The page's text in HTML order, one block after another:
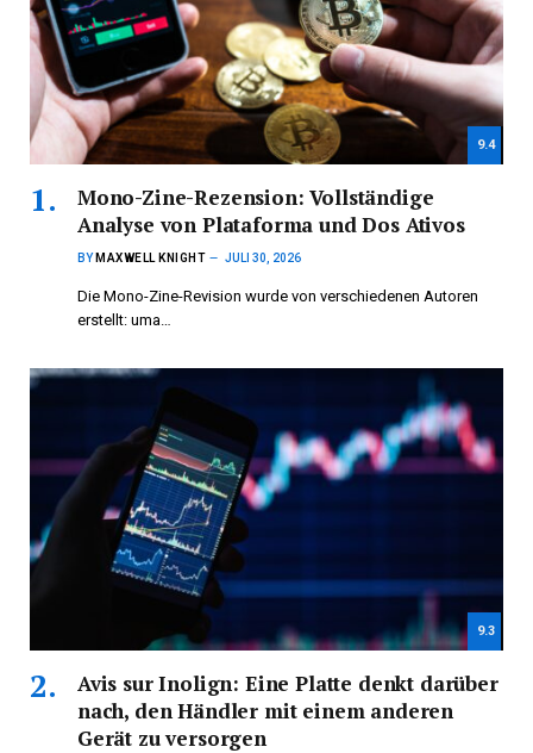
9.4
Mono-Zine-Rezension: Vollständige
Analyse von Plataforma und Dos Ativos
BY MAXWELL KNIGHT JULI 30, 2026
Die Mono-Zine-Revision wurde von verschiedenen Autoren
erstellt: uma…
9.3
Avis sur Inolign: Eine Platte denkt darüber
nach, den Händler mit einem anderen
Gerät zu versorgen